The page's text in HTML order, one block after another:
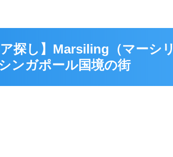
探し】Marsiling（マーシリ
ンガポール国境の街